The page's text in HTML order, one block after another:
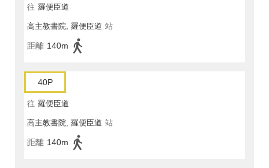
往 羅便臣道
高主教書院, 羅便臣道 站
距離 140m
40P
往 羅便臣道
高主教書院, 羅便臣道 站
距離 140m